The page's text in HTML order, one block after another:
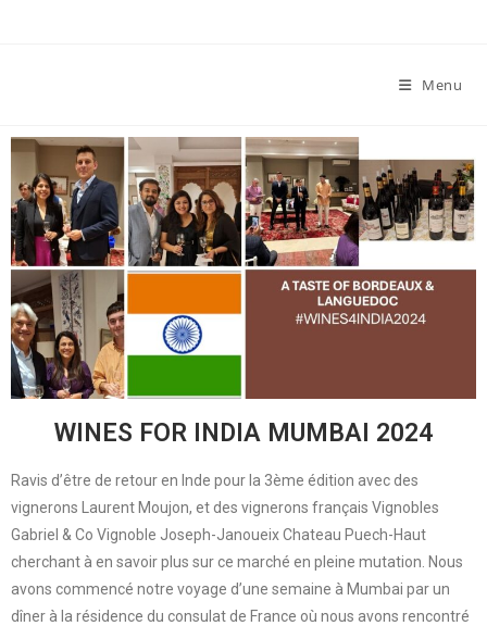
Menu
WINES FOR INDIA MUMBAI 2024
Ravis d’être de retour en Inde pour la 3ème édition avec des
vignerons Laurent Moujon, et des vignerons français Vignobles
Gabriel & Co Vignoble Joseph-Janoueix Chateau Puech-Haut
cherchant à en savoir plus sur ce marché en pleine mutation. Nous
avons commencé notre voyage d’une semaine à Mumbai par un
dîner à la résidence du consulat de France où nous avons rencontré